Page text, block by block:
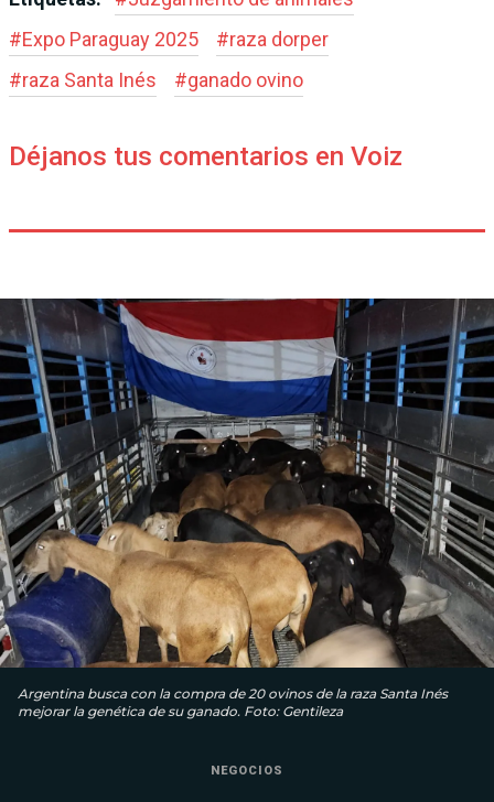
#Expo Paraguay 2025 #raza dorper
#raza Santa Inés #ganado ovino
Déjanos tus comentarios en Voiz
Argentina busca con la compra de 20 ovinos de la raza Santa Inés
mejorar la genética de su ganado. Foto: Gentileza
NEGOCIOS